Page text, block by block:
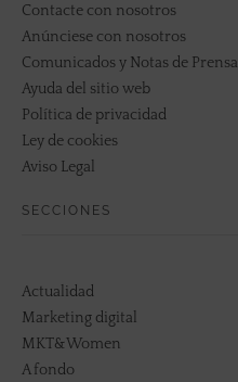
Contacte con nosotros
Anúnciese con nosotros
Comunicados y Notas de Prensa
Ayuda del sitio web
Política de privacidad
Ley de cookies
Aviso Legal
SECCIONES
Actualidad
Marketing digital
MKT&Women
A fondo